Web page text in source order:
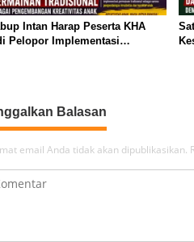
Intan Harap Peserta KHA
Pelopor Implementasi
Balasan
email Anda tidak akan dipublikasikan.